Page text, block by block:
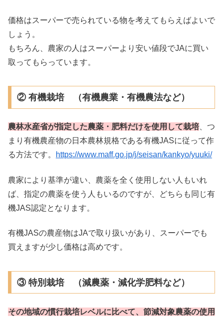
価格はスーパーで売られている物を考えてもらえばよいで
しょう。
もちろん、農家の人はスーパーより安い値段でJAに買い
取ってもらっています。
② 有機栽培 （有機農業・有機農法など）
農林水産省が指定した農薬・肥料だけを使用して栽培、つ
まり有機農産物の日本農林規格である有機JASに従って作
る方法です。
https://www.maff.go.jp/j/seisan/kankyo/yuuki/
農家により基準が違い、農薬を全く使用しない人もいれ
ば、指定の農薬を使う人もいるのですが、どちらも同じ有
機JAS認定となります。
有機JASの農産物はJAで取り扱いがあり、スーパーでも
買えますが少し価格は高めです。
③ 特別栽培 （減農薬・減化学肥料など）
その地域の慣行栽培レベルに比べて、節減対象農薬の使用